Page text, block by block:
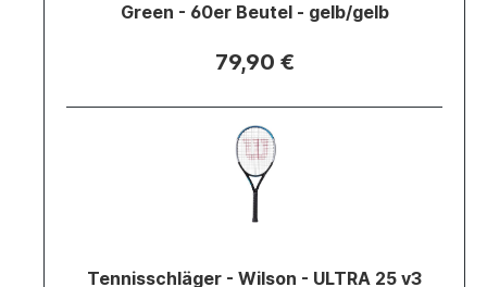
Green - 60er Beutel - gelb/gelb
79,90 €
Tennisschläger - Wilson - ULTRA 25 v3